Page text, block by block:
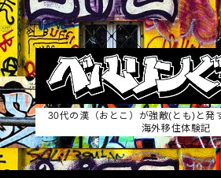
30代の漢（おとこ）が強敵(とも)と発
海外移住体験記